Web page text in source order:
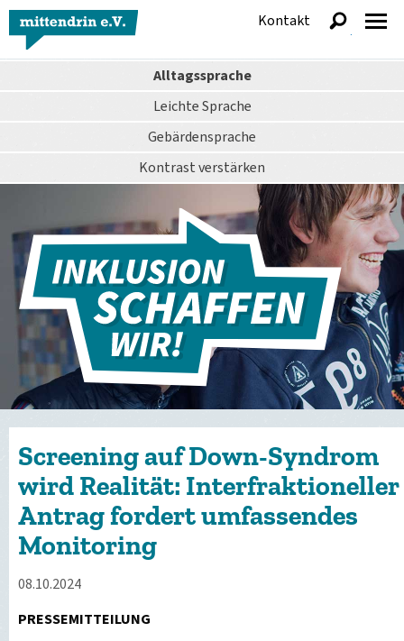
Alltagssprache
Leichte Sprache
Gebärdensprache
Kontrastverstärken
Kontakt
anzeigen
Screening auf Down-Syndrom
wird Realität: Interfraktioneller
Antrag fordert umfassendes
Monitoring
08.10.2024
PRESSEMITTEILUNG